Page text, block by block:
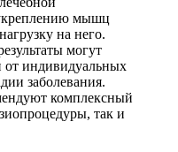
мышц
на него.
могут
от индивидуальных
заболевания.
комплексный
так и